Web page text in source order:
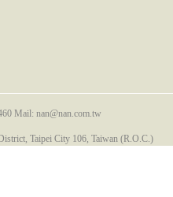
Mail: nan@nan.com.tw
Taipei City 106, Taiwan (R.O.C.)